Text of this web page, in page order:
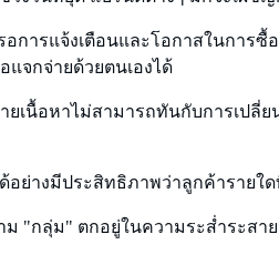
การแจ้งเตือนและโอกาสในการซื้
จกจ่ายด้วยตนเองได้
ยเนื้อหาไม่สามารถทันกับการเปลี่
อย่างมีประสิทธิภาพว่าลูกค้ารายใ
ม "กลุ่ม" ตกอยู่ในความระส่ำระสา